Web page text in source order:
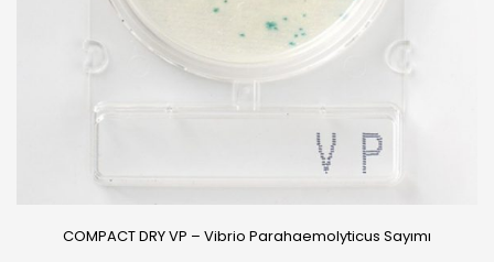
COMPACT DRY VP – Vibrio Parahaemolyticus Sayımı